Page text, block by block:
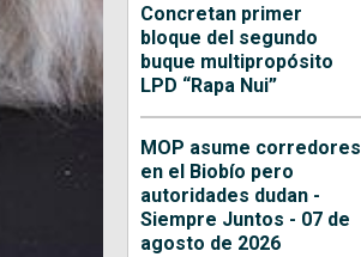
Concretan primer
bloque del segundo
buque multipropósito
LPD “Rapa Nui”
MOP asume corredores
en el Biobío pero
autoridades dudan -
Siempre Juntos - 07 de
agosto de 2026